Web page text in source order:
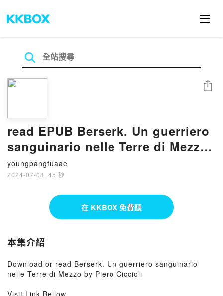
read EPUB Berserk. Un guerriero
sanguinario nelle Terre di Mezzo
By Piero Ciccioli
youngpangfuaae
2024-07-08 · 45 秒
分享
在 KKBOX 免費聽
本集介紹
Download or read Berserk. Un guerriero sanguinario
nelle Terre di Mezzo by Piero Ciccioli
Visit Link Bellow